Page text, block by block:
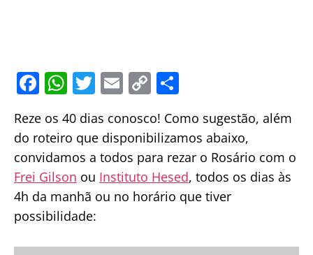
F
c
e
b
o
o
k
W
at
s
A
p
p
T
itt
er
E
ai
l
C
p
y
Li
n
ar
e
Reze os 40 dias conosco! Como sugestão, além
do roteiro que disponibilizamos abaixo,
convidamos a todos para rezar o Rosário com o
Frei Gilson ou Instituto Hesed, todos os dias às
4h da manhã ou no horário que tiver
possibilidade: